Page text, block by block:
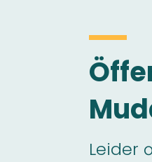
Leider